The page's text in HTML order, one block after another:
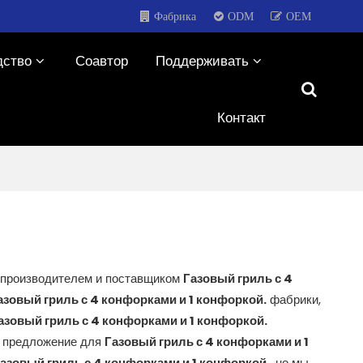
Фабрика ODM OEM
Соавтор Поддерживать
Контакт
и поставщиком Газовый гриль с 4
гриль с 4 конфорками и 1 конфоркой.фабрики,
гриль с 4 конфорками и 1 конфоркой.
для Газовый гриль с 4 конфорками и 1